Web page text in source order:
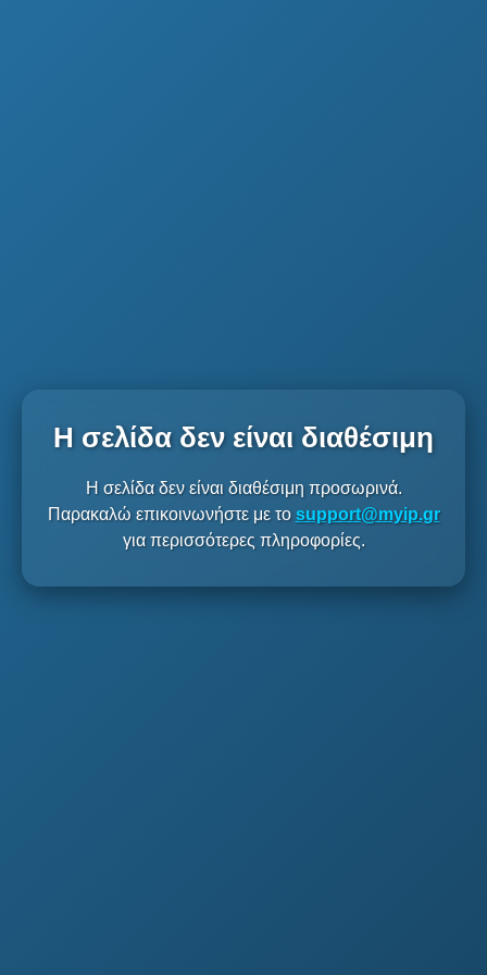
Η σελίδα δεν είναι διαθέσιμη
Η σελίδα δεν είναι διαθέσιμη προσωρινά.
Παρακαλώ επικοινωνήστε με το support@myip.gr
για περισσότερες πληροφορίες.